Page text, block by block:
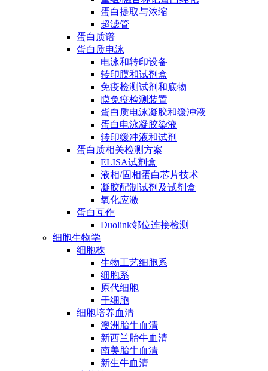
蛋白提取与浓缩
超滤管
蛋白质谱
蛋白质电泳
电泳和转印设备
转印膜和试剂盒
免疫检测试剂和底物
膜免疫检测装置
蛋白质电泳凝胶和缓冲液
蛋白电泳凝胶染液
转印缓冲液和试剂
蛋白质相关检测方案
ELISA试剂盒
液相/固相蛋白芯片技术
凝胶配制试剂及试剂盒
氧化应激
蛋白互作
Duolink邻位连接检测
细胞生物学
细胞株
生物工艺细胞系
细胞系
原代细胞
干细胞
细胞培养血清
澳洲胎牛血清
新西兰胎牛血清
南美胎牛血清
新生牛血清